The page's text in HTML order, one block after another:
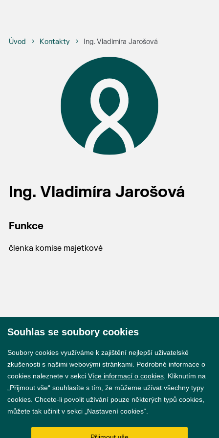
Úvod Kontakty Ing. Vladimíra Jarošová
Ing. Vladimíra Jarošová
Funkce
členka komise majetkové
GDPR
Souhlas se soubory cookies
Soubory cookies využíváme k zajištění nejlepší uživatelské
zkušenosti s našimi webovými stránkami. Podrobné informace o
cookies naleznete v sekci Více informací o cookies . Kliknutím na
„Přijmout vše“ souhlasíte s tím, že můžeme užívat všechny typy
cookies. Chcete-li povolit užívání pouze některých typů cookies,
můžete tak učinit v sekci „Nastavení cookies“.